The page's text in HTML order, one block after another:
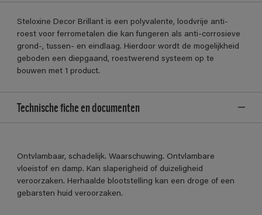
Steloxine Decor Brillant is een polyvalente, loodvrije anti-
roest voor ferrometalen die kan fungeren als anti-corrosieve
grond-, tussen- en eindlaag. Hierdoor wordt de mogelijkheid
geboden een diepgaand, roestwerend systeem op te
bouwen met 1 product.
Technische fiche en documenten
Ontvlambaar, schadelijk. Waarschuwing. Ontvlambare
vloeistof en damp. Kan slaperigheid of duizeligheid
veroorzaken. Herhaalde blootstelling kan een droge of een
gebarsten huid veroorzaken.